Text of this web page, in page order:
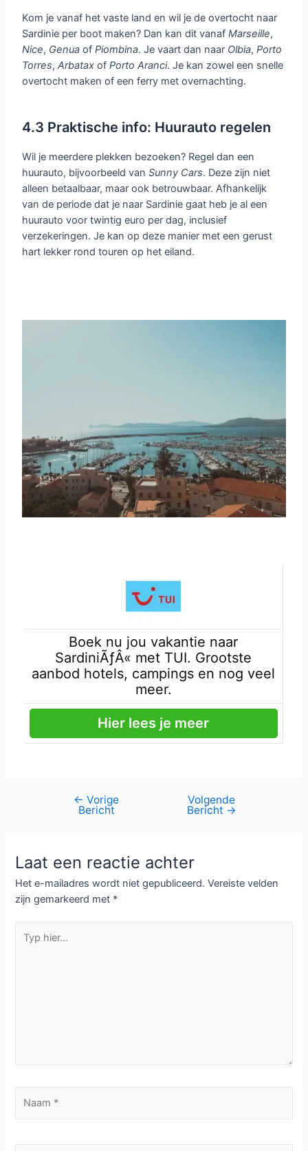
Kom je vanaf het vaste land en wil je de overtocht naar
Sardinie per boot maken? Dan kan dit vanafMarseille,
Nice, Genua ofPiombina. Je vaart dan naar Olbia,Porto
Torres,Arbatax ofPorto Aranci. Je kan zowel een snelle
overtocht maken of een ferry met overnachting.
4.3 Praktische info: Huurauto regelen
Wil je meerdere plekken bezoeken? Regel dan een
huurauto, bijvoorbeeld vanSunny Cars. Deze zijn niet
alleen betaalbaar, maar ook betrouwbaar. Afhankelijk
van de periode dat je naar Sardinie gaat heb je al een
huurauto voor twintig euro per dag, inclusief
verzekeringen. Je kan op deze manier met een gerust
hart lekker rond touren op het eiland.
Boek nu jou vakantie naar
SardiniÃƒÂ« met TUI. Grootste
aanbod hotels, campings en nog veel
meer.
Hier lees je meer
← Vorige
Bericht
Volgende
Bericht →
Laat een reactie achter
Het e-mailadres wordt niet gepubliceerd. Vereiste velden
zijn gemarkeerd met *